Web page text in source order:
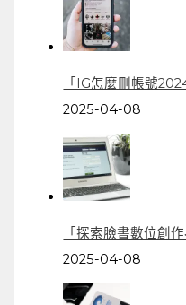
「IG怎麼刪帳號
2025-04-08
「探索臉書數位創
2025-04-08